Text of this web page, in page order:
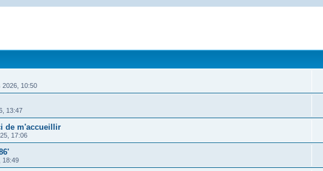
2026, 10:50
13:47
de m'accueillir
17:06
18:49